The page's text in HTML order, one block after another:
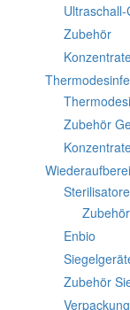
Zubehör
Zubehör
Enbio
Zubehör